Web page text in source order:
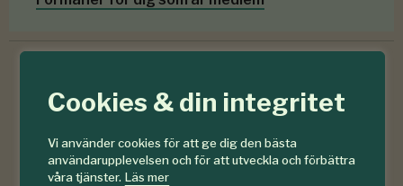
Cookies & din integritet
Vi använder cookies för att ge dig den bästa
användarupplevelsen och för att utveckla och förbättra
våra tjänster. Läs mer
6-7
2026